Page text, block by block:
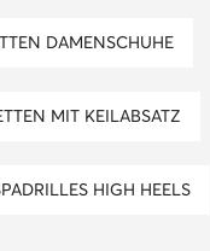
DAMENSCHUHE
MIT KEILABSATZ
HIGH HEELS